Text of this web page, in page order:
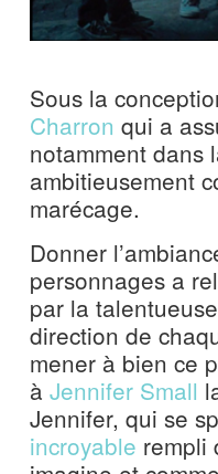
Sous la
Charron qui a
notamment dans
ambitieusement
marécage.
Donner
personnages a
par la talentueuse
direction de
mener à bien ce
à Jennifer Small
Jennifer, qui se
incroyable rempli